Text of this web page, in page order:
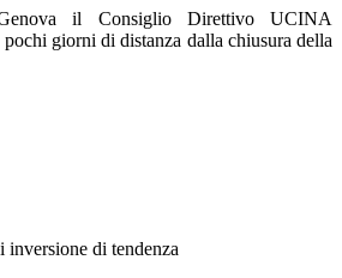
il Consiglio Direttivo UCINA
giorni di distanza dalla chiusura della
di tendenza